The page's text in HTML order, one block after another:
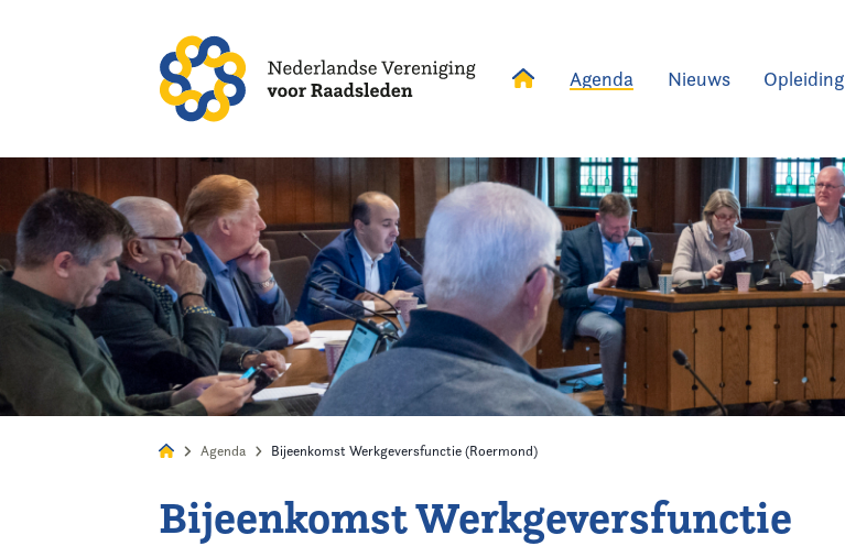
Agenda Nieuws Opleiding
Alles Nieuws Agenda Raadslid
Agenda Bijeenkomst Werkgeversfunctie (Roermond)
Bijeenkomst Werkgeversfunctie